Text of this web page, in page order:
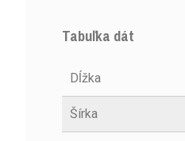
Tabuľka dát
Dĺžka
Šírka